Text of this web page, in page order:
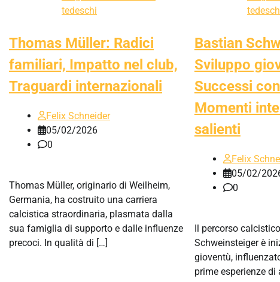
tedeschi
Thomas Müller: Radici
familiari, Impatto nel club,
Traguardi internazionali
Felix Schneider
05/02/2026
0
Thomas Müller, originario di Weilheim,
Germania, ha costruito una carriera
calcistica straordinaria, plasmata dalla
sua famiglia di supporto e dalle influenze
precoci. In qualità di […]
Bastian
Sviluppo
Successi
Momenti
salienti
Felix
05/02/
0
Il percorso
Schweinsteiger è
gioventù,
prime esperienze